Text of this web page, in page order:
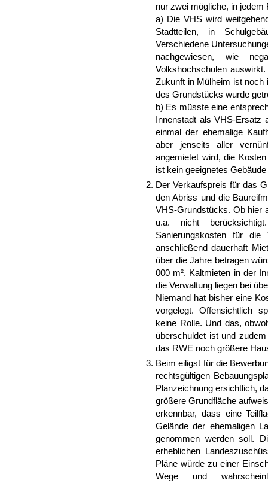
nur zwei mögliche, in jedem
a) Die VHS wird
Stadtteilen, in
Verschiedene
nachgewiesen, wie
Volkshochschulen
Zukunft in Mülheim ist noch
des Grundstücks wurde
b) Es müsste eine
Innenstadt als VHS-Ersatz
einmal der ehemalige
aber jenseits aller
angemietet wird, die
ist kein geeignetes
Der Verkaufspreis für das
den Abriss und die
VHS-Grundstücks. Ob hier
u.a. nicht
Sanierungskosten für
anschließend dauerhaft
über die Jahre betragen
000 m². Kaltmieten in der
die Verwaltung liegen bei
Niemand hat bisher eine
vorgelegt. Offensichtlich
keine Rolle. Und das,
überschuldet ist und
das RWE noch größere
Beim eiligst für die
rechtsgültigen
Planzeichnung ersichtlich,
größere Grundfläche
erkennbar, dass eine
Gelände der ehemaligen
genommen werden soll.
erheblichen
Pläne würde zu einer
Wege und